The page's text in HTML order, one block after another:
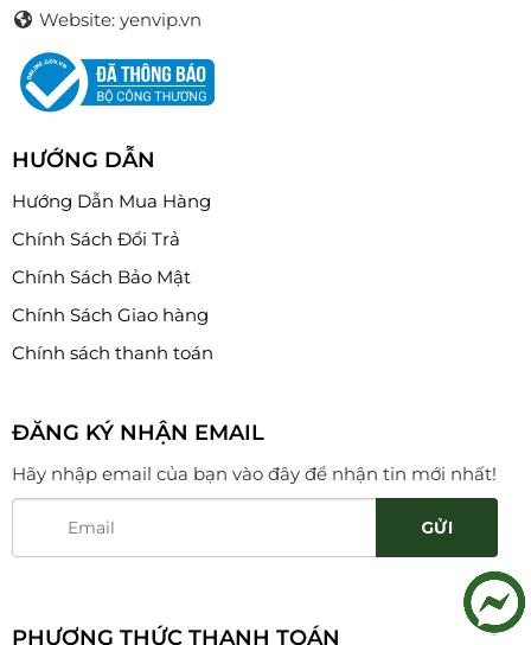
Website: yenvip.vn
HƯỚNG DẪN
Hướng Dẫn Mua Hàng
Chính Sách Đổi Trả
Chính Sách Bảo Mật
Chính Sách Giao hàng
Chính sách thanh toán
ĐĂNG KÝ NHẬN EMAIL
Hãy nhập email của bạn vào đây để nhận tin mới nhất!
PHƯƠNG THỨC THANH TOÁN